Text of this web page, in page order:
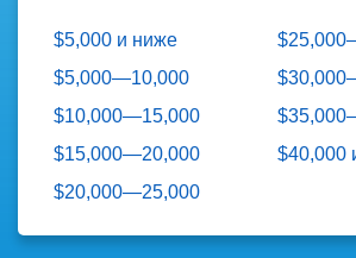
$5,000 и ниже
$5,000—10,000
$10,000—15,000
$15,000—20,000
$20,000—25,000
$40,000